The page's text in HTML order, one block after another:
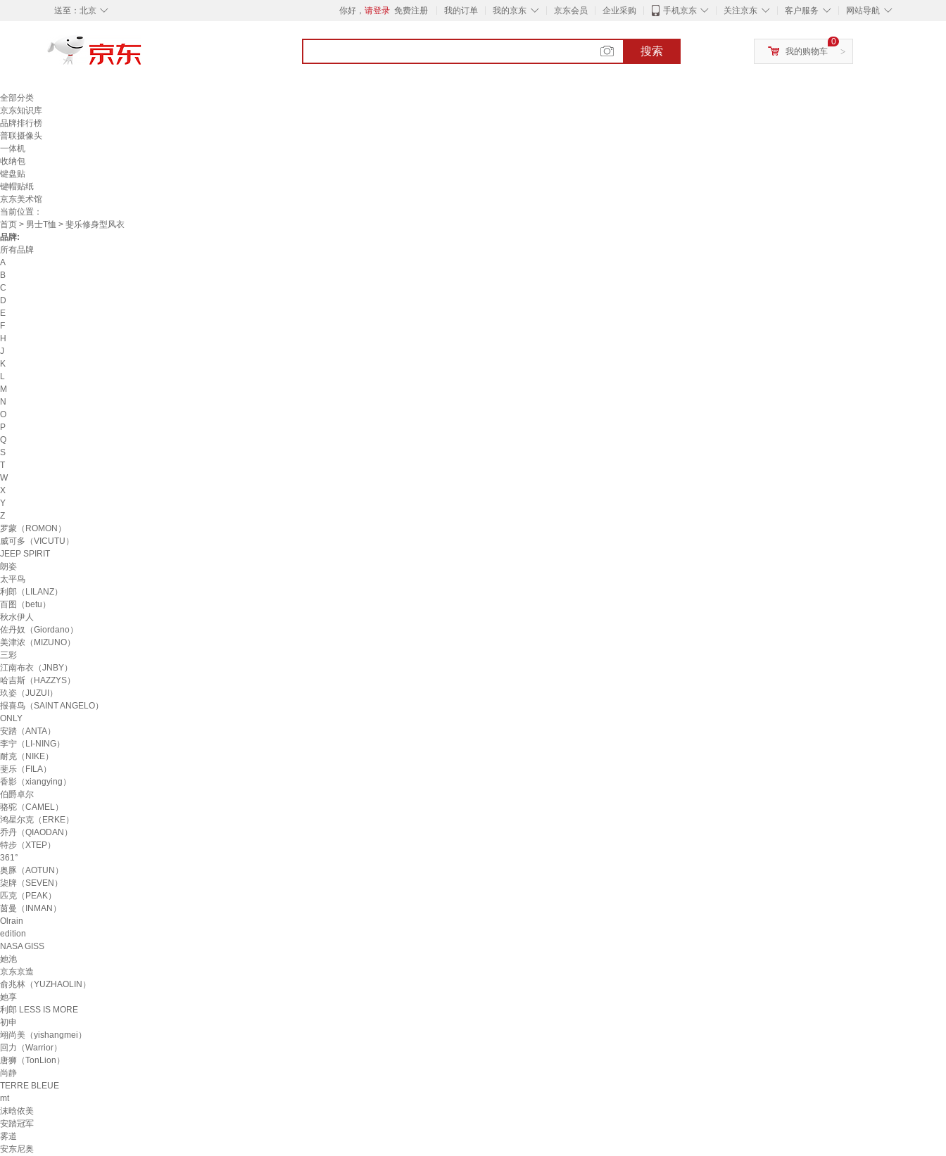
◇
送至： 北京 你好， 请登录 免费注册 我的订单 ◇
我的京东 京东会员 企业采购 ◇
手机京东 ◇
关注京东 ◇
客户服务 ◇
网站导航
搜索 >
0
我的购物车
全部分类
京东知识库
品牌排行榜
普联摄像头
一体机
收纳包
键盘贴
键帽贴纸
京东美术馆
当前位置：
首页 > 男士T恤 > 斐乐修身型风衣
品牌:
所有品牌
A
B
C
D
E
F
H
J
K
L
M
N
O
P
Q
S
T
W
X
Y
Z
罗蒙（ROMON）
威可多（VICUTU）
JEEP SPIRIT
朗姿
太平鸟
利郎（LILANZ）
百图（betu）
秋水伊人
佐丹奴（Giordano）
美津浓（MIZUNO）
三彩
江南布衣（JNBY）
哈吉斯（HAZZYS）
玖姿（JUZUI）
报喜鸟（SAINT ANGELO）
ONLY
安踏（ANTA）
李宁（LI-NING）
耐克（NIKE）
斐乐（FILA）
香影（xiangying）
伯爵卓尔
骆驼（CAMEL）
鸿星尔克（ERKE）
乔丹（QIAODAN）
特步（XTEP）
361°
奥豚（AOTUN）
柒牌（SEVEN）
匹克（PEAK）
茵曼（INMAN）
Olrain
edition
NASA GISS
她池
京东京造
俞兆林（YUZHAOLIN）
她享
利郎 LESS IS MORE
初申
翊尚美（yishangmei）
回力（Warrior）
唐狮（TonLion）
尚静
TERRE BLEUE
mt
沫晗依美
安踏冠军
雾道
安东尼奥